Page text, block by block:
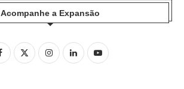
Acompanhe a Expansão